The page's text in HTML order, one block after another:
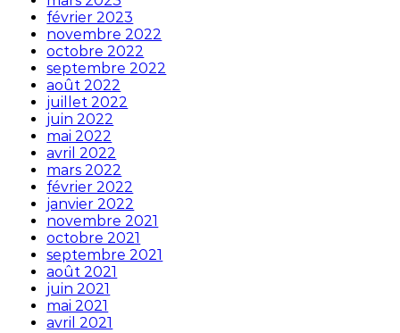
février 2023
novembre 2022
octobre 2022
septembre 2022
août 2022
juillet 2022
juin 2022
mai 2022
avril 2022
mars 2022
février 2022
janvier 2022
novembre 2021
octobre 2021
septembre 2021
août 2021
juin 2021
mai 2021
avril 2021